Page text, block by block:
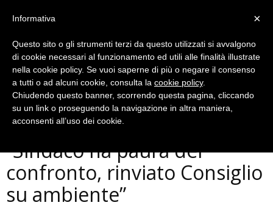
Politica
Terni, De Luca (M5S):
”Sindaco ha paura del
confronto, rinviato Consiglio
su ambiente”
×
Informativa
Questo sito o gli strumenti terzi da questo utilizzati si avvalgono
di cookie necessari al funzionamento ed utili alle finalità illustrate
nella cookie policy. Se vuoi saperne di più o negare il consenso
a tutti o ad alcuni cookie, consulta la cookie policy.
Chiudendo questo banner, scorrendo questa pagina, cliccando
su un link o proseguendo la navigazione in altra maniera,
acconsenti all’uso dei cookie.